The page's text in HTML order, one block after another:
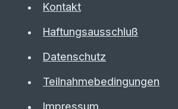
Kontakt
Haftungsausschluß
Datenschutz
Teilnahmebedingungen
Impressum